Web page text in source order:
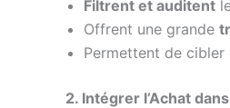
Filtrent et auditent
Offrent une grande
Permettent de cibler
2. Intégrer l’Achat